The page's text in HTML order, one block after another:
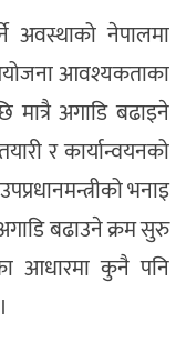
अवस्थाको नेपालमा
आवश्यकताका
मात्रै अगाडि बढाइने
र कार्यान्वयनको
भनाइ
बढाउने क्रम सुरु
आधारमा कुनै पनि